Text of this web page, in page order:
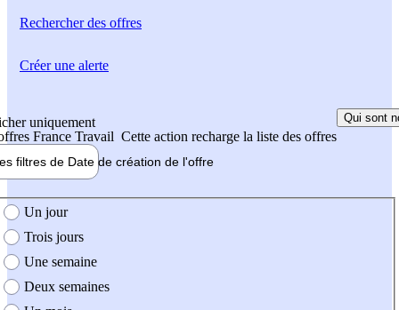
Rechercherdes offres
uniquement
France Travail Cette action recharge la liste des offres
Qui sont
filtres de Date de création de l'offre
création de l'offre
Un jour
Trois jours
Une semaine
Deux semaines
Créer une alerte